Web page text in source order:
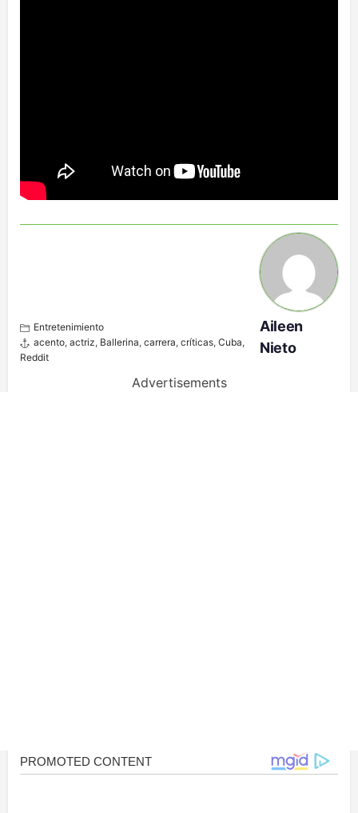
Entretenimiento
acento, actriz, Ballerina, carrera, críticas, Cuba,
Reddit
Aileen
Nieto
Advertisements